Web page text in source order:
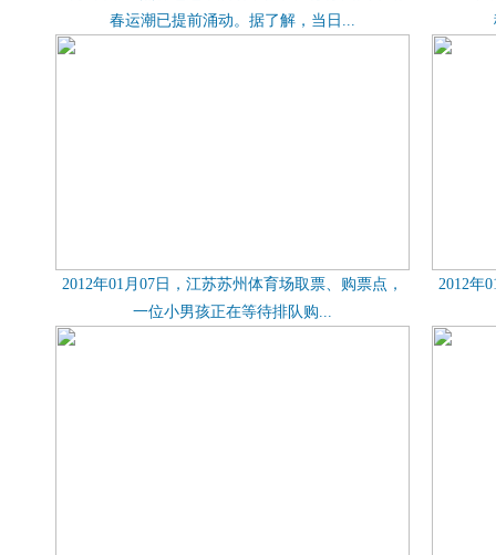
春运潮已提前涌动。据了解，当日...
2012年01月07日，江苏苏州体育场取票、购票点，
一位小男孩正在等待排队购...
2012年